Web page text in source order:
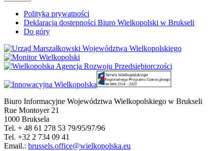
Polityka prywatności
Deklaracja dostępności Biuro Wielkopolski w Brukseli
Do góry
Biuro Informacyjne Województwa Wielkopolskiego w Brukseli
Rue Montoyer 21
1000 Bruksela
Tel. + 48 61 278 53 79/95/97/96
Tel. +32 2 734 09 41
Email.: brussels.office@wielkopolska.eu